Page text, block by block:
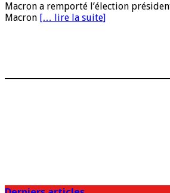
Macron a remporté l’élection
Macron [… lire la suite]